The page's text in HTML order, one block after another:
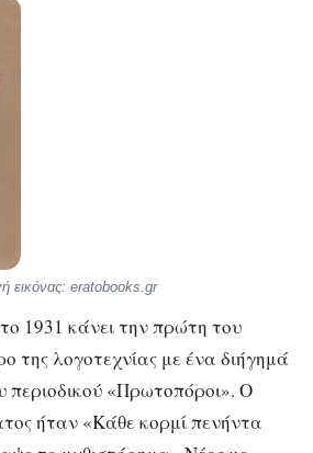
εικόνας: eratobooks.gr
1931 κάνει την πρώτη του
της λογοτεχνίας με ένα διήγημά
περιοδικού «Πρωτοπόροι». Ο
ήταν «Κάθε κορμί πενήντα